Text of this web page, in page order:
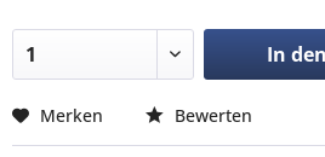
In den
Merken Bewerten